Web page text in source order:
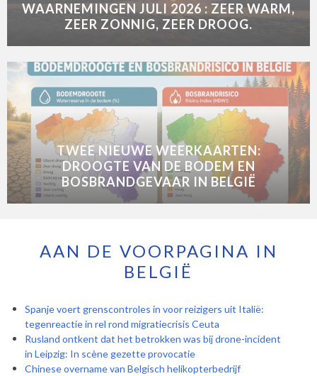
WAARNEMINGEN JULI 2026 : ZEER WARM,
ZEER ZONNIG, ZEER DROOG.
TWEE NIEUWE WEERKAARTEN:
DROOGTE VAN DE BODEM EN
BOSBRANDGEVAAR IN BELGIË
AAN DE VOORPAGINA IN
BELGIË
Spanje voert grenscontroles in voor reizigers uit Italië:
tegenreactie in rel rond migratiecrisis Ceuta
Rusland ontkent dat het betrokken was bij drone-incident
in Leipzig: In scène gezette provocatie
Chinese overname van Belgisch helikopterbedrijf